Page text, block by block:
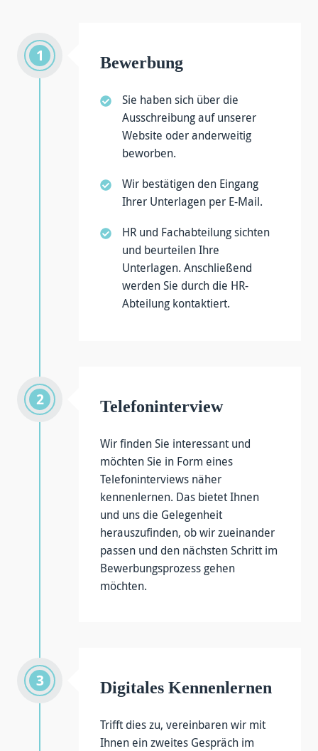
Bewerbung
Sie haben sich über die
Ausschreibung auf unserer
Website oder anderweitig
beworben.
Wir bestätigen den Eingang
Ihrer Unterlagen per E-Mail.
HR und Fachabteilung sichten
und beurteilen Ihre
Unterlagen. Anschließend
werden Sie durch die HR-
Abteilung kontaktiert.
Telefoninterview
Wir finden Sie interessant und
möchten Sie in Form eines
Telefoninterviews näher
kennenlernen. Das bietet Ihnen
und uns die Gelegenheit
herauszufinden, ob wir zueinander
passen und den nächsten Schritt im
Bewerbungsprozess gehen
möchten.
Digitales Kennenlernen
Trifft dies zu, vereinbaren wir mit
Ihnen ein zweites Gespräch im